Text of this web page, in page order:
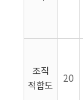
조직
적합도
20